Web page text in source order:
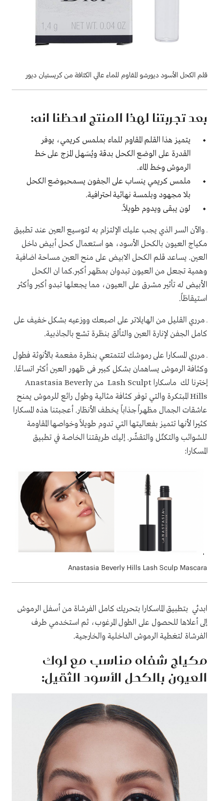
قلم الكحل الأسود ديورشو المقاوم للماء عالي الكثافة من كريستيان ديور
بعد تجربتنا لهذا المنتج لاحظنا انه:
يتميز هذا القلم المقاوم للماء بملمس كريمي، يوفر
القدرة على الوضع الكحل بدقة ويُسَهل المزج على خط
الرموش وخط الماء.
ملمس كريمي ينساب على الجفون يسمحبوضع الكحل
بلا مجهود وبلمسة نهائية احترافية.
لون يبقى ويدوم طويلاً.
ـ والآن السر الذي يجب عليك الإلتزام به لتوسيع العين عند تطبيق
مكياج العيون بالكحل الأسود، هو استعمال كحل أبيض داخل
العين. يساعد قلم الكحل الابيض على منح العين مساحة اضافية
وهمية تجعل من العيون تبدوان بمظهر أكبر.كما ان الكحل
الأبيض له تأثير مشرق على العيون، مما يجعلها تبدو أكبر وأكثر
استيقاظاً.
ـ مرري القليل من الهايلاتر على اصبعك ووزعيه بشكل خفيف على
كامل الجفن لإنارة العين والتألق بنظرة تشع بالجاذبية.
ـ مرري المسكارا على رموشك لتتمتعي بنظرة مفعمة بالأنوثة فطول
وكثافة الرموش يساهمان بشكل كبير فى ظهور العين أكثر اتساعًا.
إخترنا لك ماسكاراLash Sculpt منAnastasia Beverly
Hillsالمبتكرة والتي توفر كثافة مثالية وطول رائع للرموش يمنح
عاشقات الجمال مظهراً جذاباً يخطف الأنظار. أعجبتنا هذه المسكارا
كثيرا لأنها تتميز بفعاليتها التي تدوم طويلاً وخواصها المقاومة
للشوائب والتكتّل والتقشّر. إليك طريقتنا الخاصة في تطبيق
المسكارا:
Anastasia Beverly Hills Lash Sculp Mascara
ابدئي بتطبيق الماسكارا بتحريك كامل الفرشاة من أسفل الرموش
إلى أعلاها للحصول على الطول المرغوب، ثم استخدمي طرف
الفرشاة لتغطية الرموش الداخلية والخارجية.
مكياج شفاه مناسب مع لوك
العيون بالكحل الأسود الثقيل: